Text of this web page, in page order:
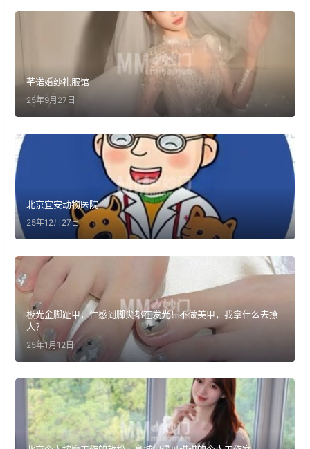
芊诺婚纱礼服馆
25年9月27日
北京宜安动物医院
25年12月27日
极光金脚趾甲，性感到脚尖都在发光！不做美甲，我拿什么去撩
人？
25年1月12日